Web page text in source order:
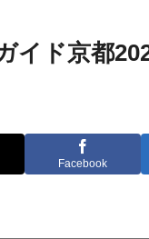
イド京都
Facebook